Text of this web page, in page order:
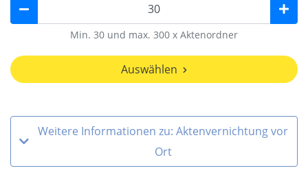
Min. 30 und max. 300 x Aktenordner
Auswählen
Weitere Informationen zu: Aktenvernichtung vor
Ort